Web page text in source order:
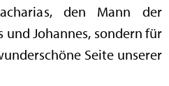
den Mann der
und Johannes, sondern für
Seite unserer